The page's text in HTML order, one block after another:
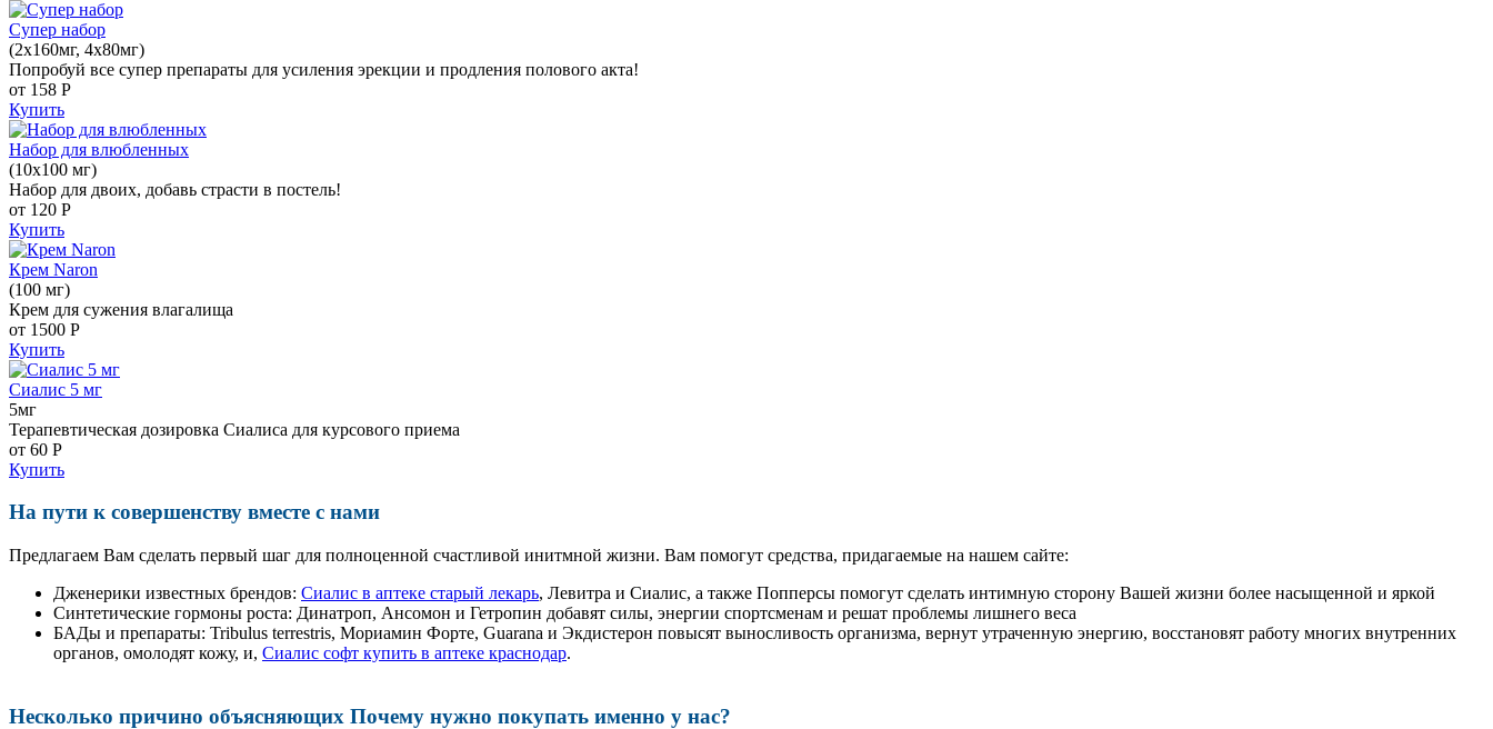
Супер набор
(2х160мг, 4х80мг)
Попробуй все супер препараты для усиления эрекции и продления полового акта!
от 158 Р
Купить
Набор для влюбленных
(10х100 мг)
Набор для двоих, добавь страсти в постель!
от 120 Р
Купить
Крем Naron
(100 мг)
Крем для сужения влагалища
от 1500 Р
Купить
Сиалис 5 мг
5мг
Терапевтическая дозировка Сиалиса для курсового приема
от 60 Р
Купить
На пути к совершенству вместе с нами
Предлагаем Вам сделать первый шаг для полноценной счастливой инитмной жизни. Вам помогут средства, придагаемые на нашем сайте:
Дженерики известных брендов: Сиалис в аптеке старый лекарь, Левитра и Сиалис, а также Попперсы помогут сделать интимную сторону Вашей жизни более насыщенной и яркой
Синтетические гормоны роста: Динатроп, Ансомон и Гетропин добавят силы, энергии спортсменам и решат проблемы лишнего веса
БАДы и препараты: Tribulus terrestris, Мориамин Форте, Guarana и Экдистерон повысят выносливость организма, вернут утраченную энергию, восстановят работу многих внутренних
органов, омолодят кожу, и, Сиалис софт купить в аптеке краснодар.
Несколько причино объясняющих Почему нужно покупать именно у нас?